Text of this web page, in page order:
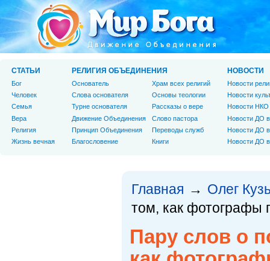
Главная → Олег
том, как фотографы
Пару слов о
СТАТЬИ
Бог
Человек
Cемья
Вера
Религия
Жизнь вечная
РЕЛИГИЯ ОБЪЕДИНЕНИЯ
Основатель
Слова основателя
Турне основателя
Движение Объединения
Принцип Объединения
Благословение
Храм всех религий
Основы теологии
Рассказы о вере
Слово пастора
Переводы служб
Книги
НОВОСТИ
Новости
Новости
Новости НКО
Новости ДО
Новости ДО
Новости ДО